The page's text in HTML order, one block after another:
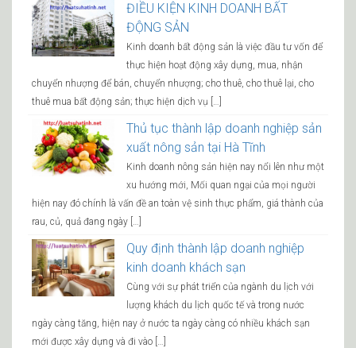
ĐIỀU KIỆN KINH DOANH BẤT
ĐỘNG SẢN
Kinh doanh bất động sản là việc đầu tư vốn để
thực hiện hoạt động xây dựng, mua, nhận
chuyển nhượng để bán, chuyển nhượng; cho thuê, cho thuê lại, cho
thuê mua bất động sản; thực hiện dịch vụ […]
Thủ tục thành lập doanh nghiệp sản
xuất nông sản tại Hà Tĩnh
Kinh doanh nông sản hiện nay nổi lên như một
xu hướng mới, Mối quan ngại của mọi người
hiện nay đó chính là vấn đề an toàn vệ sinh thực phẩm, giá thành của
rau, củ, quả đang ngày […]
Quy định thành lập doanh nghiệp
kinh doanh khách sạn
Cùng với sự phát triển của ngành du lịch với
lượng khách du lịch quốc tế và trong nước
ngày càng tăng, hiện nay ở nước ta ngày càng có nhiều khách sạn
mới được xây dựng và đi vào […]